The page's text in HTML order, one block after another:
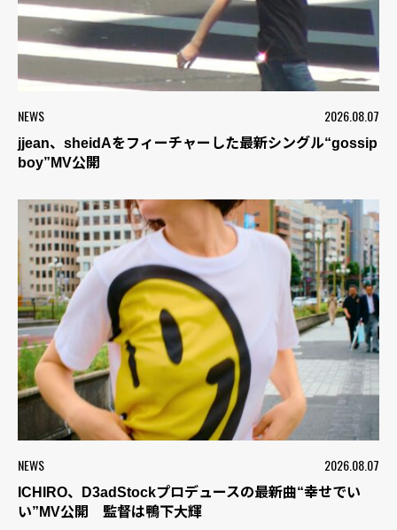
NEWS 2026.08.07
jjean、sheidAをフィーチャーした最新シングル“gossip
boy”MV公開
NEWS 2026.08.07
ICHIRO、D3adStockプロデュースの最新曲“幸せでい
い”MV公開 監督は鴨下大輝